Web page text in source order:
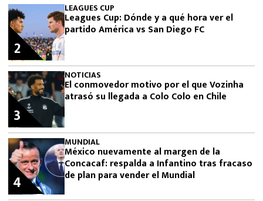
LEAGUES CUP
Leagues Cup: Dónde y a qué hora ver el
partido América vs San Diego FC
2
NOTICIAS
El conmovedor motivo por el que Vozinha
atrasó su llegada a Colo Colo en Chile
3
MUNDIAL
México nuevamente al margen de la
Concacaf: respalda a Infantino tras fracaso
de plan para vender el Mundial
4